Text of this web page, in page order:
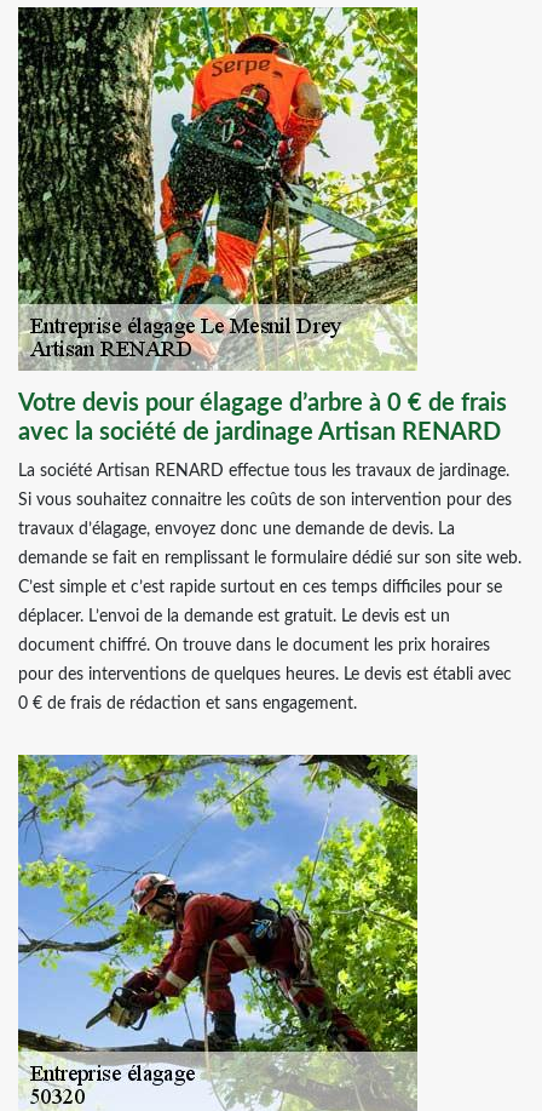
Votre devis pour élagage d’arbre à 0 € de frais
avec la société de jardinage Artisan RENARD
La société Artisan RENARD effectue tous les travaux de jardinage.
Si vous souhaitez connaitre les coûts de son intervention pour des
travaux d’élagage, envoyez donc une demande de devis. La
demande se fait en remplissant le formulaire dédié sur son site web.
C’est simple et c’est rapide surtout en ces temps difficiles pour se
déplacer. L’envoi de la demande est gratuit. Le devis est un
document chiffré. On trouve dans le document les prix horaires
pour des interventions de quelques heures. Le devis est établi avec
0 € de frais de rédaction et sans engagement.